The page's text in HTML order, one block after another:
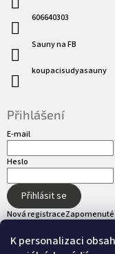
K personalizaci
606640303
Sauny na FB
koupacisudyasauny
Přihlášení
E-mail
Heslo
Přihlásit se
Nová registrace